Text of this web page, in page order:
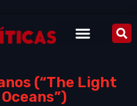
(“The Light